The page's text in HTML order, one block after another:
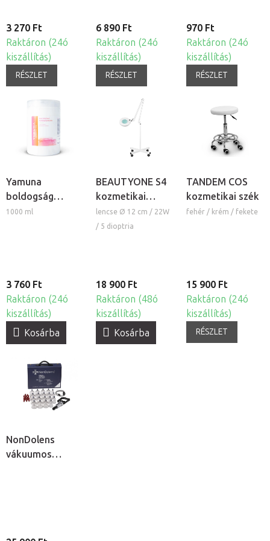
3 270 Ft
Raktáron (24ó
kiszállítás)
RÉSZLET
6 890 Ft
Raktáron (24ó
kiszállítás)
RÉSZLET
970 Ft
Raktáron (24ó
kiszállítás)
RÉSZLET
Yamuna
boldogság
masszázskrém
1000 ml
3 760 Ft
Raktáron (24ó
kiszállítás)
Kosárba
BEAUTYONE S4
kozmetikai
lámpa nagyítóval
és állvánnyal
lencse Ø 12 cm / 22W
/ 5 dioptria
18 900 Ft
Raktáron (48ó
kiszállítás)
Kosárba
TANDEM COS
kozmetikai szék
fehér / krém / fekete
15 900 Ft
Raktáron (24ó
kiszállítás)
RÉSZLET
NonDolens
vákuumos